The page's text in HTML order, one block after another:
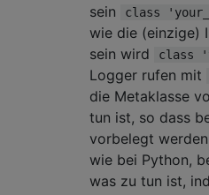
sein
class
wie die (einzige)
sein wird
class
Logger rufen mit
die Metaklasse
tun ist, so dass
vorbelegt
wie bei Python,
was zu tun ist,